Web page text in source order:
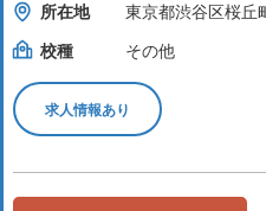
所在地
東京都渋谷区桜
校種
その他
求人情報あり